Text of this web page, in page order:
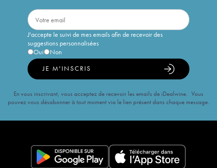
J'accepte le suivi de mes emails afin de recevoir des
suggestions personnalisées
Oui
Non
JE M'INSCRIS
En vous inscrivant, vous acceptez de recevoir les emails de iDealwine. Vous
pouvez vous désabonner à tout moment via le lien présent dans chaque message.